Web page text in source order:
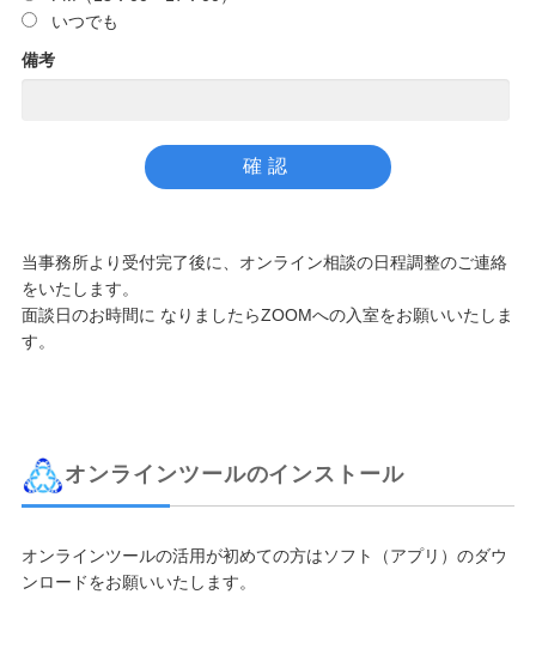
いつでも
備考
当事務所より受付完了後に、オンライン相談の日程調整のご連絡
をいたします。
面談日のお時間に なりましたらZOOMへの入室をお願いいたしま
す。
オンラインツールのインストール
オンラインツールの活用が初めての方はソフト（アプリ）のダウ
ンロードをお願いいたします。